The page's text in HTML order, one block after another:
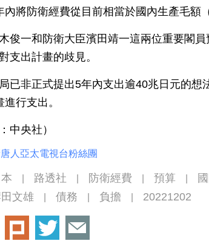
內將防衛經費從目前相當於國內生產毛額
俊一和防衛大臣濱田靖一這兩位重要閣
支出計畫的歧見。
已非正式提出5年內支出逾40兆日元的想
行支出。
中央社）
人亞太電視台粉絲團
本 路透社 防衛經費 預算
田文雄 債務 負擔 20221202